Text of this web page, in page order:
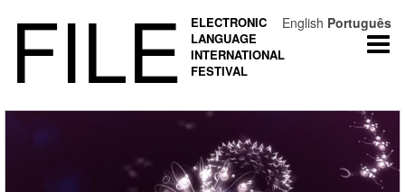
FILE
ELECTRONIC
LANGUAGE
INTERNATIONAL
FESTIVAL
English Português